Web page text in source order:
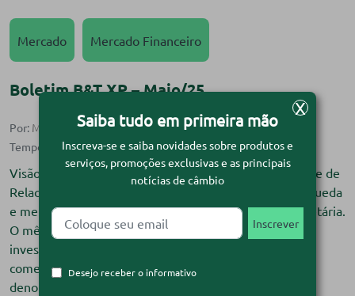
Mercado Mercado Financeiro
Boletim B&T XP – Maio/25
Por: Monise Souza| 6 de maio de 2025
Visão do especialista Com Bruno Nascimento – Gerente de
Relacionamento B&T XP Abril termina com dólar em queda
e mercados atentos à guerra comercial e política monetária.
O mês de abril começou com apreensão entre os
investidores, diante da implementação de tarifas
comerciais recíprocas pelos Estados Unidos — ação
denominada pelo presidente Donald Trump como […]
X
Saiba tudo em primeira mão
Inscreva-se e saiba novidades sobre produtos e
serviços, promoções exclusivas e as principais
notícias de câmbio
Desejo receber o informativo